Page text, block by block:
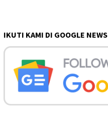
IKUTI KAMI DI GOOGLE NEWS